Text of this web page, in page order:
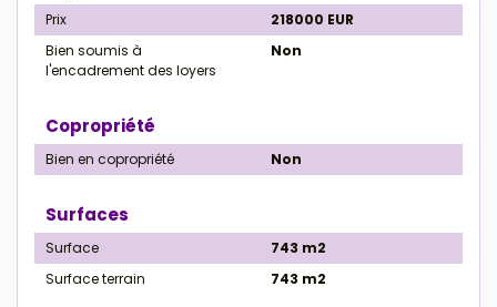
Prix
218000 EUR
Bien soumis à
l'encadrement des loyers
Non
Copropriété
Bien en copropriété Non
Surfaces
Surface
743 m2
Surface terrain
743 m2